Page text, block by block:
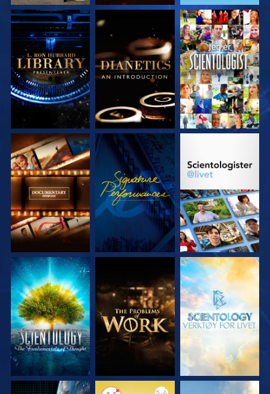
UTFORSK SERIEN UTFORSK SERIEN SE
UTFORSK SERIEN SE UTFORSK SERIEN
UTFORSK SERIEN UTFORSK SERIEN UTFORSK SERIEN